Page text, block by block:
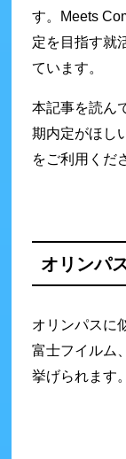
す。Meets
定を目指す就
ています。
本記事を読ん
期内定がほし
をご利用くだ
オリンパ
オリンパスに
富士フイルム
挙げられます。